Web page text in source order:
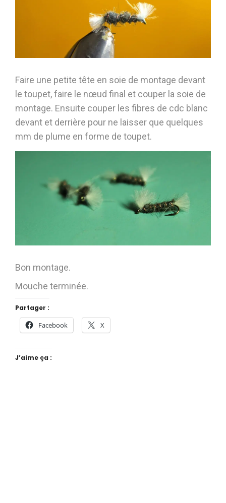
Faire une petite tête en soie de montage devant
le toupet, faire le nœud final et couper la soie de
montage. Ensuite couper les fibres de cdc blanc
devant et derrière pour ne laisser que quelques
mm de plume en forme de toupet.
Bon montage.
Mouche terminée.
Partager :
Facebook X
J’aime ça :